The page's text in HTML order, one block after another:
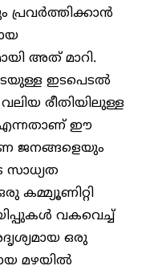
പ്രവർത്തിക്കാൻ
അത് മാറി.
ഇടപെടൽ
രീതിയിലുള്ള
എന്നതാണ് ഈ
ജനങ്ങളെയും
സാധ്യത
കമ്മ്യൂണിറ്റി
വകവെച്ച്
ഒരു
മഴയിൽ